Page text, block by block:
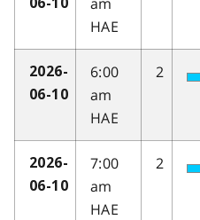
HAE
2026-
06-10
6:00
am
HAE
2
2026-
06-10
7:00
am
HAE
2